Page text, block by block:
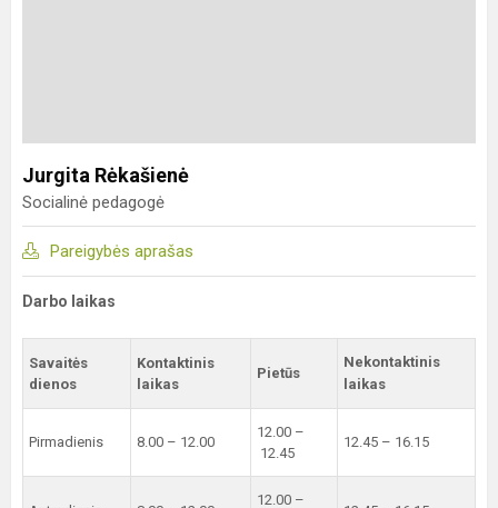
Jurgita Rėkašienė
Socialinė pedagogė
Pareigybės aprašas
Darbo laikas
Savaitės
dienos
Kontaktinis
laikas
Pietūs
Nekontaktinis
laikas
Pirmadienis 8.00 – 12.00
12.00 –
12.45
12.45 – 16.15
12.00 –